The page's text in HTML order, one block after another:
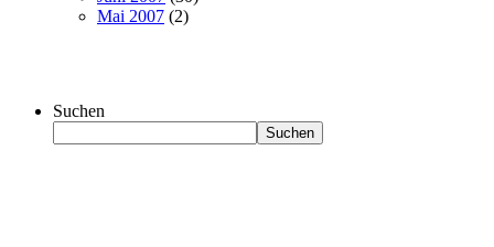
Mai 2007 (2)
Suchen
Suchen